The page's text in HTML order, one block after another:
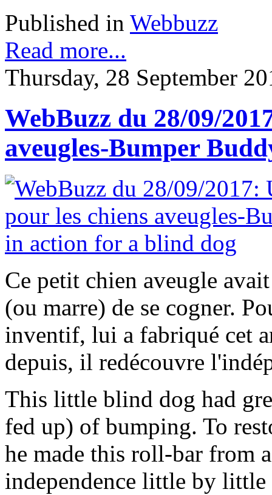
Published in Webbuzz
Read more...
Thursday, 28 September
WebBuzz du 28/09/
aveugles-Bumper
Ce petit chien aveugle
(ou marre) de se cogner.
inventif, lui a fabriqué cet
depuis, il redécouvre
This little blind dog had
fed up) of bumping. To
he made this roll-bar from
independence little by little